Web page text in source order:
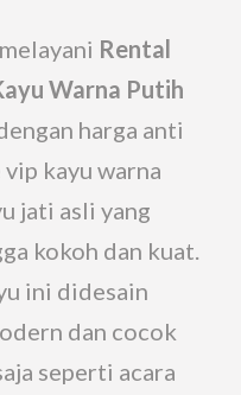
Rental
Warna Putih
harga anti
kayu warna
jati asli yang
kokoh dan kuat.
ini didesain
dan cocok
seperti acara